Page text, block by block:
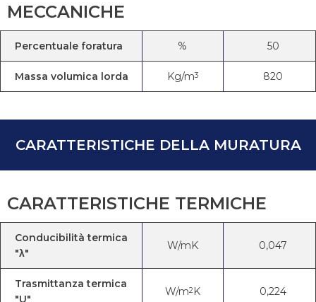
MECCANICHE
Percentuale foratura % 50
Massa volumica lorda Kg/m3 820
CARATTERISTICHE DELLA MURATURA
CARATTERISTICHE TERMICHE
Conducibilità termica
"λ"
W/mK 0,047
Trasmittanza termica
"U"
W/m2K 0,224